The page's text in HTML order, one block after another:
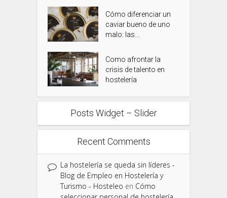
Cómo diferenciar un
caviar bueno de uno
malo: las...
Como afrontar la
crisis de talento en
hostelería
Posts Widget – Slider
Recent Comments
La hostelería se queda sin líderes -
Blog de Empleo en Hostelería y
Turismo - Hosteleo en Cómo